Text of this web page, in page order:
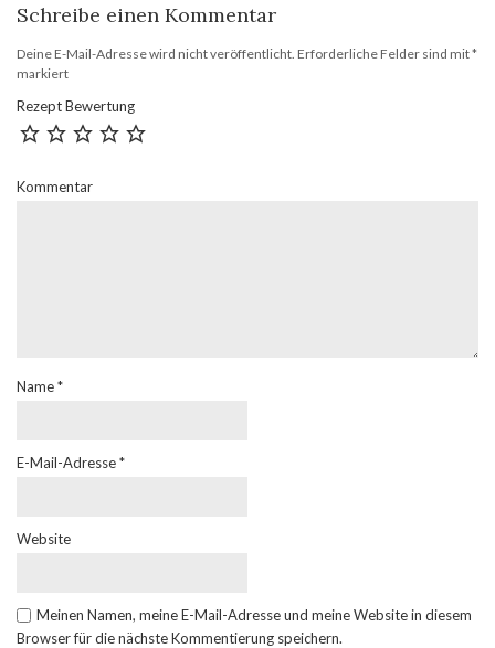
Schreibe einen Kommentar
Deine E-Mail-Adresse wird nicht veröffentlicht. Erforderliche Felder sind mit*
markiert
Rezept Bewertung
Kommentar
Name*
E-Mail-Adresse*
Website
Meinen Namen, meine E-Mail-Adresse und meine Website in diesem
Browser für die nächste Kommentierung speichern.